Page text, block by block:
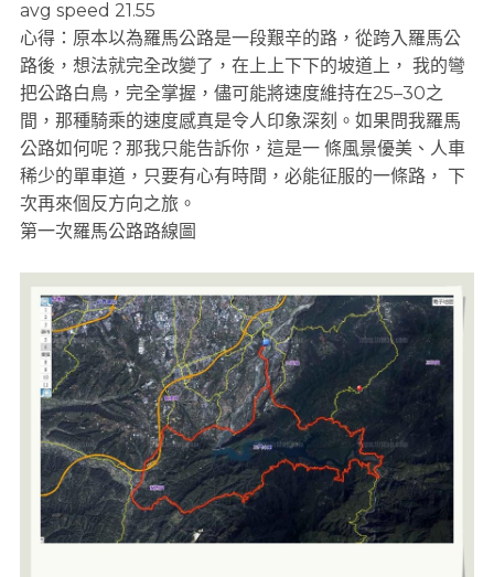
avg speed 21.55
心得：原本以為羅馬公路是一段艱辛的路，從跨入羅馬公
路後，想法就完全改變了，在上上下下的坡道上， 我的彎
把公路白鳥，完全掌握，儘可能將速度維持在25–30之
間，那種騎乘的速度感真是令人印象深刻。如果問我羅馬
公路如何呢？那我只能告訴你，這是一 條風景優美、人車
稀少的單車道，只要有心有時間，必能征服的一條路， 下
次再來個反方向之旅。
第一次羅馬公路路線圖